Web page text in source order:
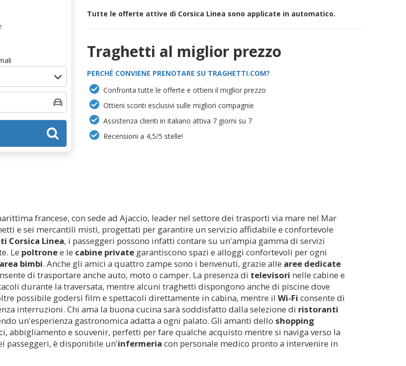
Tutte le offerte attive di Corsica Linea sono applicate in automatico.
Traghetti al miglior prezzo
PERCHÉ CONVIENE PRENOTARE SU TRAGHETTI.COM?
Confronta tutte le offerte e ottieni il miglior prezzo
Ottieni sconti esclusivi sulle migliori compagnie
Assistenza clienti in italiano attiva 7 giorni su 7
Recensioni a 4,5/5 stelle!
francese, con sede ad Ajaccio, leader nel settore dei trasporti via mare nel Mar
e sei mercantili misti, progettati per garantire un servizio affidabile e confortevole
Corsica Linea, i passeggeri possono infatti contare su un'ampia gamma di servizi
Le poltronee le cabine private garantiscono spazi e alloggi confortevoli per ogni
area bimbi. Anche gli amici a quattro zampe sono i benvenuti, grazie alle aree dedicate
di trasportare anche auto, moto o camper. La presenza di televisori nelle cabine e
durante la traversata, mentre alcuni traghetti dispongono anche di piscine dove
possibile godersi film e spettacoli direttamente in cabina, mentre il Wi-Fi consente di
interruzioni. Chi ama la buona cucina sarà soddisfatto dalla selezione di ristoranti
un'esperienza gastronomica adatta a ogni palato. Gli amanti dello shopping
e souvenir, perfetti per fare qualche acquisto mentre si naviga verso la
passeggeri, è disponibile un'infermeria con personale medico pronto a intervenire in